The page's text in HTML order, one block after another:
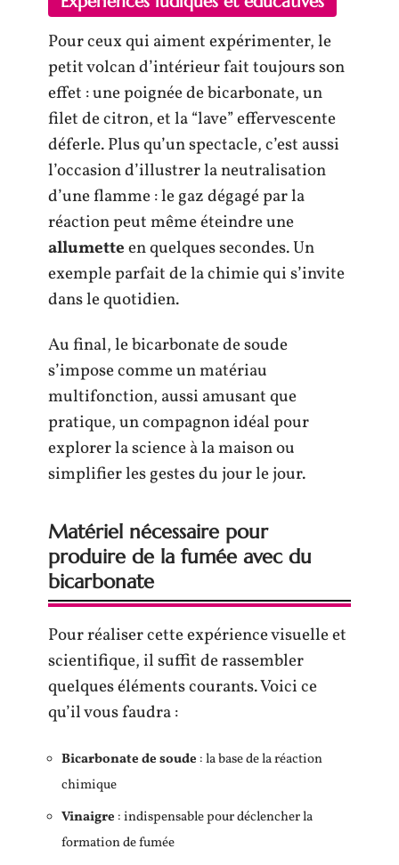
Pour ceux qui aiment expérimenter, le
petit volcan d’intérieur fait toujours son
effet : une poignée de bicarbonate, un
filet de citron, et la “lave” effervescente
déferle. Plus qu’un spectacle, c’est aussi
l’occasion d’illustrer la neutralisation
d’une flamme : le gaz dégagé par la
réaction peut même éteindre une
allumetteen quelques secondes. Un
exemple parfait de la chimie qui s’invite
dans le quotidien.
Au final, le bicarbonate de soude
s’impose comme un matériau
multifonction, aussi amusant que
pratique, un compagnon idéal pour
explorer la science à la maison ou
simplifier les gestes du jour le jour.
Matériel nécessaire pour
produire de la fumée avec du
bicarbonate
Pour réaliser cette expérience visuelle et
scientifique, il suffit de rassembler
quelques éléments courants. Voici ce
qu’il vous faudra :
Bicarbonate de soude : la base de la réaction
chimique
Vinaigre : indispensable pour déclencher la
formation de fumée